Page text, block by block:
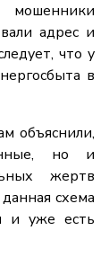
адрес и
что у
в
объяснили,
но и
жертв
схема
и уже есть